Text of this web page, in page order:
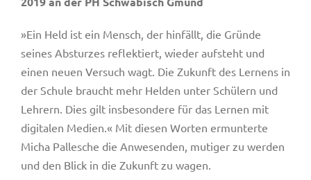
»Ein Held ist ein Mensch, der hinfällt, die Gründe
seines Absturzes reflektiert, wieder aufsteht und
einen neuen Versuch wagt. Die Zukunft des Lernens in
der Schule braucht mehr Helden unter Schülern und
Lehrern. Dies gilt insbesondere für das Lernen mit
digitalen Medien.« Mit diesen Worten ermunterte
Micha Pallesche die Anwesenden, mutiger zu werden
und den Blick in die Zukunft zu wagen.